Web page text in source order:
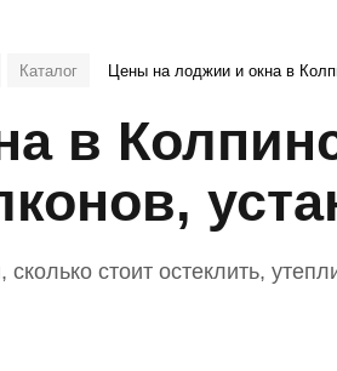
Каталог Цены на лоджии и окна в
в
сколько стоит остеклить,